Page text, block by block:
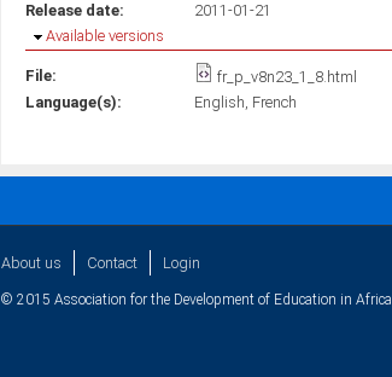
Release date:
2011-01-21
Hide
Available versions
File:
fr_p_v8n23_1_8.html
Language(s):
English French
About us Contact Login
© 2015 Association for the Development of Education in Africa